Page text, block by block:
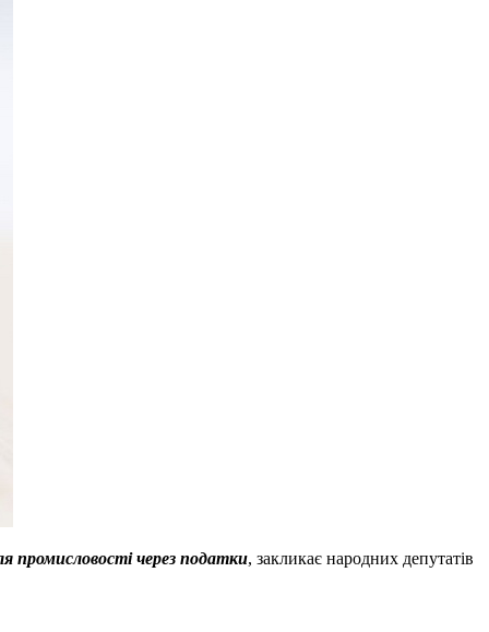
промисловості через податки, закликає народних депутатів